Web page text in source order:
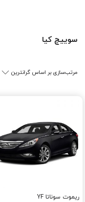
سوييچ کيا
ریموت سوناتا YF